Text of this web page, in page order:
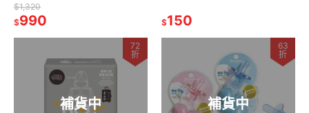
$1,320
$990 $150
補貨中
72
折
補貨中
63
折